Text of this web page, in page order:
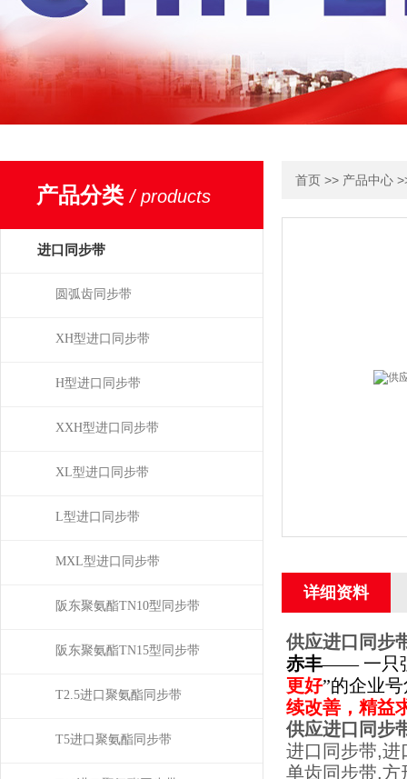
产品分类/ products
进口同步带
圆弧齿同步带
XH型进口同步带
H型进口同步带
XXH型进口同步带
XL型进口同步带
L型进口同步带
MXL型进口同步带
阪东聚氨酯TN10型同步带
阪东聚氨酯TN15型同步带
T2.5进口聚氨酯同步带
T5进口聚氨酯同步带
首页 >> 产品中心
详细资料
供应进口同步
赤丰—— 一只
更好”的企业
续改善，精益
供应进口同步
进口同步带,进
单齿同步带,方